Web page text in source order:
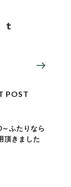
POST
ふたりなら
頂きました